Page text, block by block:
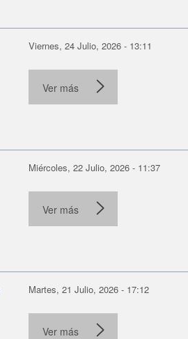
Viernes, 24 Julio, 2026 - 13:11
Ver más
Miércoles, 22 Julio, 2026 - 11:37
Ver más
Martes, 21 Julio, 2026 - 17:12
Ver más